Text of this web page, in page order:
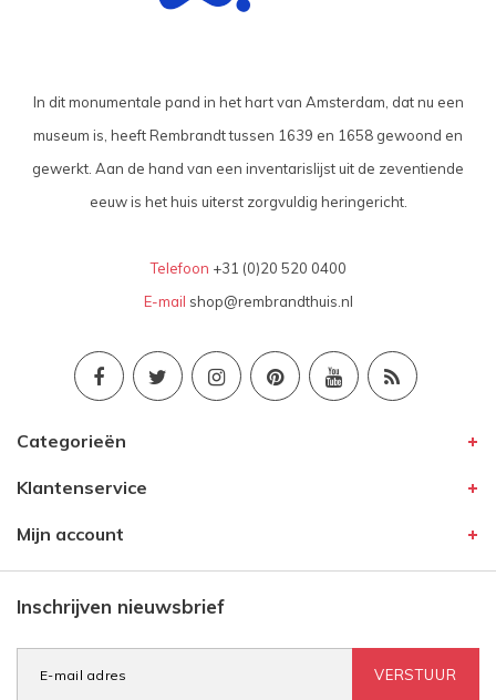
In dit monumentale pand in het hart van Amsterdam, dat nu een
museum is, heeft Rembrandt tussen 1639 en 1658 gewoond en
gewerkt. Aan de hand van een inventarislijst uit de zeventiende
eeuw is het huis uiterst zorgvuldig heringericht.
Telefoon +31 (0)20 520 0400
E-mail shop@rembrandthuis.nl
Categorieën
Klantenservice
Mijn account
Inschrijven nieuwsbrief
VERSTUUR